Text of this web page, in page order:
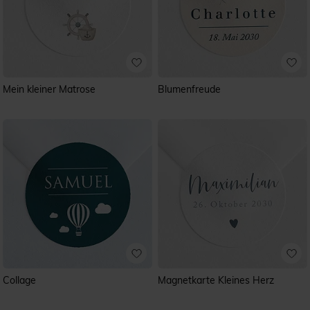
Mein kleiner Matrose Blumenfreude
Collage Magnetkarte Kleines Herz